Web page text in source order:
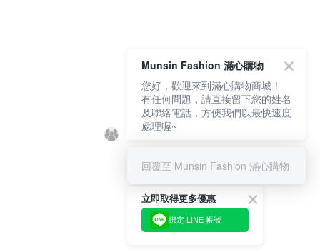
立即取得更多優惠
綁定 LINE 帳號
Munsin Fashion 滿心購物
您好，歡迎來到滿心購物商城！
有任何問題，請直接留下您的姓名
及聯絡電話，方便我們以最快速度
處理喔~
回覆至 Munsin Fashion 滿心購物